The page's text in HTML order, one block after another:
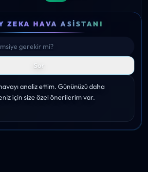
ZEKA HAVA ASISTANI
Sor
analiz ettim. Gününüzü daha
için size özel önerilerim var.